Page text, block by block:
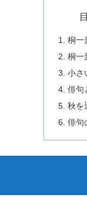
桐一
桐一
小さ
俳句
秋を
俳句